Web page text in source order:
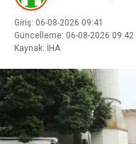
Giriş: 06-08-2026 09:41
Güncelleme: 06-08-2026 09:42
Kaynak: İHA